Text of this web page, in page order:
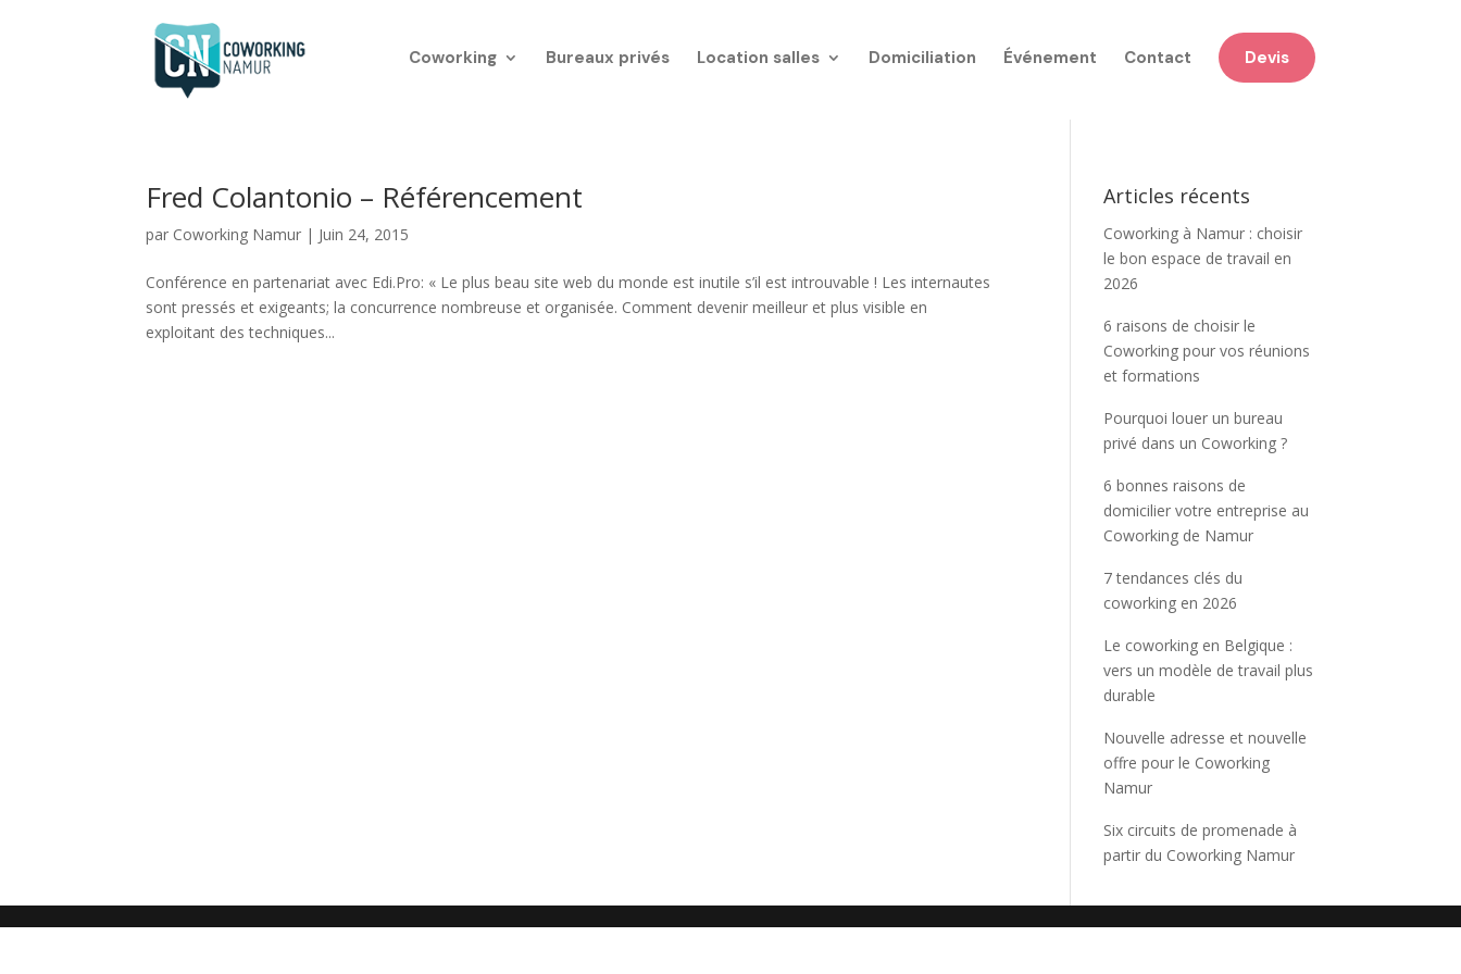
Coworking Bureaux privés Location salles Domiciliation Événement Contact Devis
Fred Colantonio – Référencement
par Coworking Namur | Juin 24, 2015
Conférence en partenariat avec Edi.Pro: « Le plus beau site web du monde est inutile s’il est introuvable ! Les internautes
sont pressés et exigeants; la concurrence nombreuse et organisée. Comment devenir meilleur et plus visible en
exploitant des techniques...
Articles récents
Coworking à Namur : choisir
le bon espace de travail en
2026
6 raisons de choisir le
Coworking pour vos réunions
et formations
Pourquoi louer un bureau
privé dans un Coworking ?
6 bonnes raisons de
domicilier votre entreprise au
Coworking de Namur
7 tendances clés du
coworking en 2026
Le coworking en Belgique :
vers un modèle de travail plus
durable
Nouvelle adresse et nouvelle
offre pour le Coworking
Namur
Six circuits de promenade à
partir du Coworking Namur